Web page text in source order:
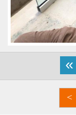
«
<